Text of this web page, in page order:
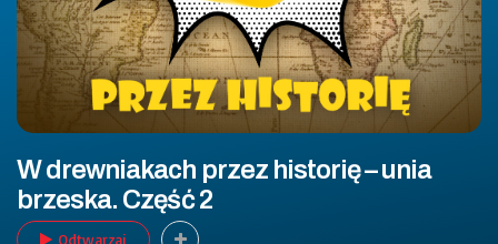
W drewniakach przez historię – unia
brzeska. Część 2
Odtwarzaj